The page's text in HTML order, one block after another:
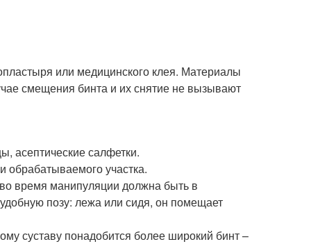
или медицинского клея. Материалы
смещения бинта и их снятие не вызывают
асептические салфетки.
участка.
время манипуляции должна быть в
позу: лежа или сидя, он помещает
суставу понадобится более широкий бинт –